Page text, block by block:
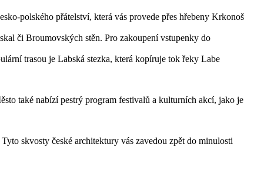
přátelství, která vás provede přes hřebeny Krkonoš
či Broumovských stěn. Pro zakoupení vstupenky do
trasou je Labská stezka, která kopíruje tok řeky Labe
také nabízí pestrý program festivalů a kulturních akcí, jako je
skvosty české architektury vás zavedou zpět do minulosti